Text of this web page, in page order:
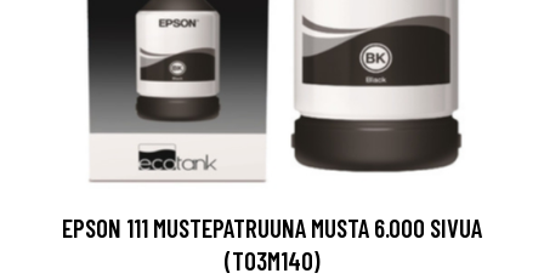
EPSON 111 MUSTEPATRUUNA MUSTA 6.000 SIVUA
(T03M140)